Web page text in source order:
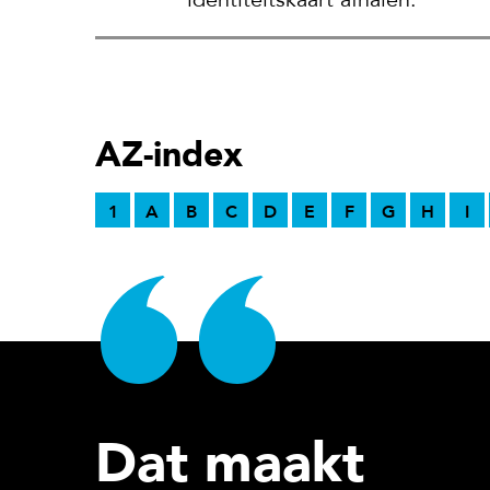
AZ-index
1 A B C D E F G H I
Dat maakt